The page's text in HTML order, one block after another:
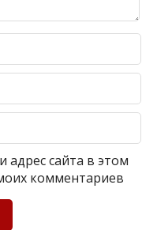
адрес сайта в этом
комментариев